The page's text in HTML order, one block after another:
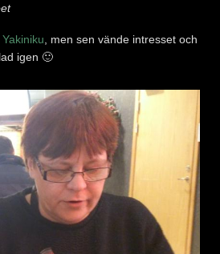
Yakiniku , men sen vände intresset och
igen 🙂